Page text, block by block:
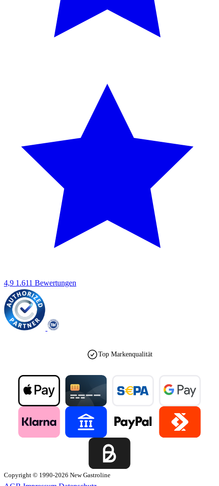
4,9 1.611 Bewertungen
Top Markenqualität
Copyright © 1990-2026 New Gastroline